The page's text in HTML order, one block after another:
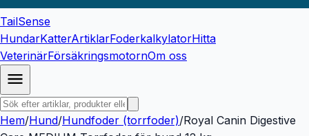
TailSense
HundarKatterArtiklarFoderkalkylatorHitta
VeterinärFörsäkringsmotornOm oss
Hem/Hund/Hundfoder (torrfoder)/Royal Canin Digestive